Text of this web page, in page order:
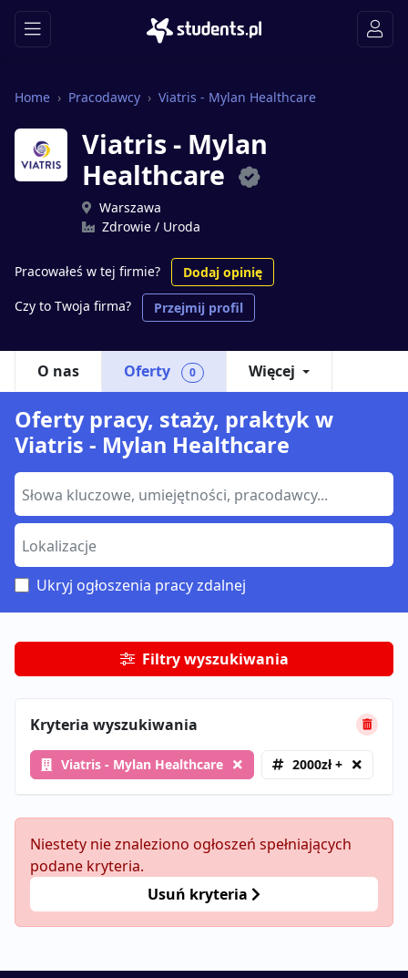
Home Pracodawcy Viatris - Mylan Healthcare
Viatris - Mylan
Healthcare
Warszawa
Zdrowie / Uroda
Pracowałeś w tej firmie?
Dodaj opinię
Czy to Twoja firma?
Przejmij profil
O nas Oferty 0 Więcej
Oferty pracy, staży, praktyk w
Viatris - Mylan Healthcare
Ukryj ogłoszenia pracy zdalnej
Filtry wyszukiwania
Kryteria wyszukiwania
Viatris - Mylan Healthcare 2000zł +
Niestety nie znaleziono ogłoszeń spełniających
podane kryteria.
Usuń kryteria